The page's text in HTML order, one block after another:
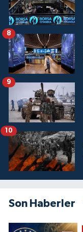
8
9
10
Son Haberler